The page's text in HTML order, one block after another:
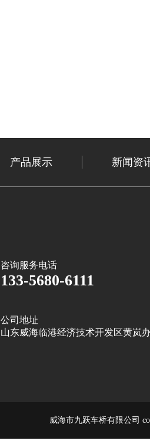
产品展示 新闻资
咨询服务电话
133-5680-6111
公司地址
山东威海临港经济技术开发区黄岚
威海市九跃车桥有限公司